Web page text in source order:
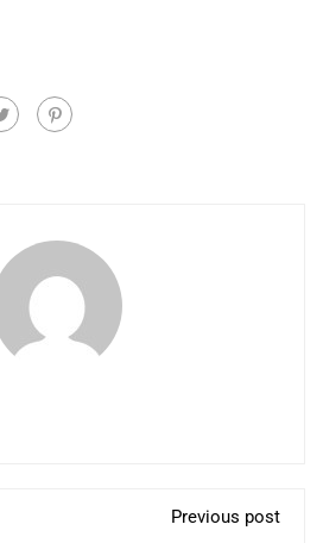
Previous post